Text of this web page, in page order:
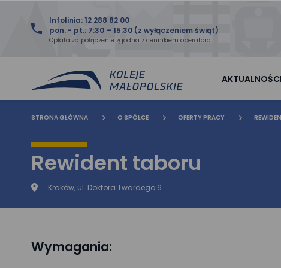
Infolinia: 12 288 82 00
pon. - pt.: 7:30 – 15:30 (z wyłączeniem świąt)
Opłata za połączenie zgodna z cennikiem operatora
AKTUALNOŚCI
STRONA GŁÓWNA O SPÓŁCE OFERTY PRACY
Rewident taboru
Kraków, ul. Doktora Twardego 6
Wymagania: